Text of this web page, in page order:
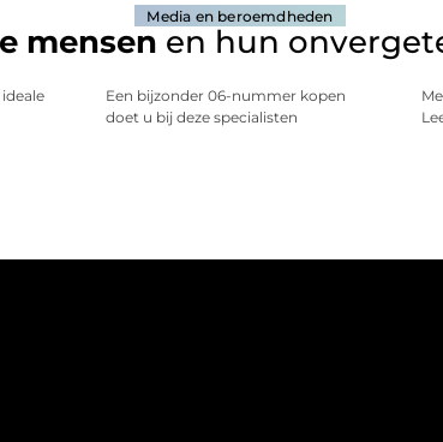
Media en beroemdheden
mensen en hun
Een bijzonder 06-nummer kopen
doet u bij deze specialisten